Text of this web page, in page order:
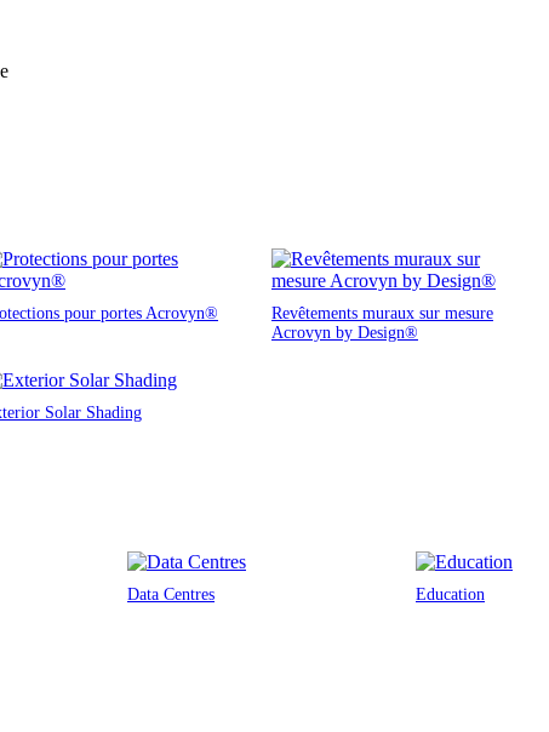
pour portes Acrovyn®
Revêtements muraux sur mesure
Acrovyn by Design®
Solar Shading
Data Centres Education